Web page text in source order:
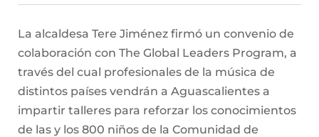
La alcaldesa Tere Jiménez firmó un convenio de
colaboración con The Global Leaders Program, a
través del cual profesionales de la música de
distintos países vendrán a Aguascalientes a
impartir talleres para reforzar los conocimientos
de las y los 800 niños de la Comunidad de